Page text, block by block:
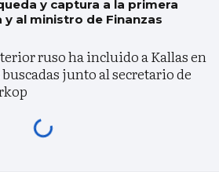
y captura a la primera
al ministro de Finanzas
ruso ha incluido a Kallas en
junto al secretario de